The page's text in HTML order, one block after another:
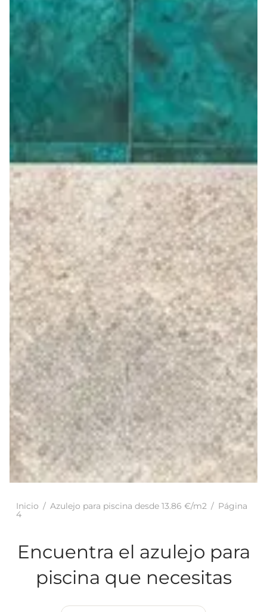
Inicio / Azulejo para piscina desde 13.86 €/m2 / Página
4
Encuentra el azulejo para
piscina que necesitas